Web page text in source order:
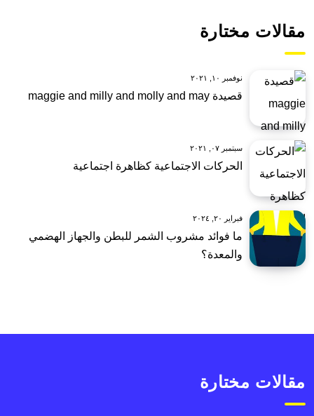
مقالات مختارة
نوفمبر ١٠, ٢٠٢١
قصيدة maggie and milly and molly and may
سبتمبر ٠٧, ٢٠٢١
الحركات الاجتماعية كظاهرة اجتماعية
فبراير ٢٠, ٢٠٢٤
ما فوائد مشروب الشمر للبطن والجهاز الهضمي
والمعدة؟
مقالات مختارة